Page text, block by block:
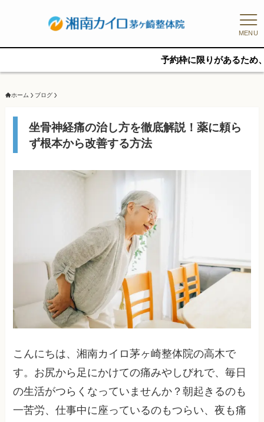
MENU
予約枠に限りがあるため、新規の予
ホーム ブログ
坐骨神経痛の治し方を徹底解説！薬に頼ら
ず根本から改善する方法
こんにちは、湘南カイロ茅ヶ崎整体院の高木で
す。お尻から足にかけての痛みやしびれで、毎日
の生活がつらくなっていませんか？朝起きるのも
一苦労、仕事中に座っているのもつらい、夜も痛